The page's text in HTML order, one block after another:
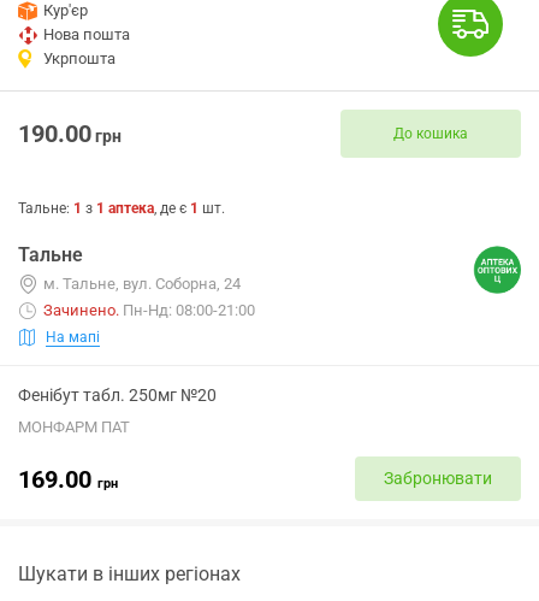
Кур'єр
Нова пошта
Укрпошта
190.00грн До кошика
Тальне: 1 з 1 аптека, де є 1 шт.
Тальне
м. Тальне, вул. Соборна, 24
Зачинено. Пн-Нд: 08:00-21:00
На мапі
Фенібут табл. 250мг №20
МОНФАРМ ПАТ
169.00 грн Забронювати
Шукати в інших регіонах